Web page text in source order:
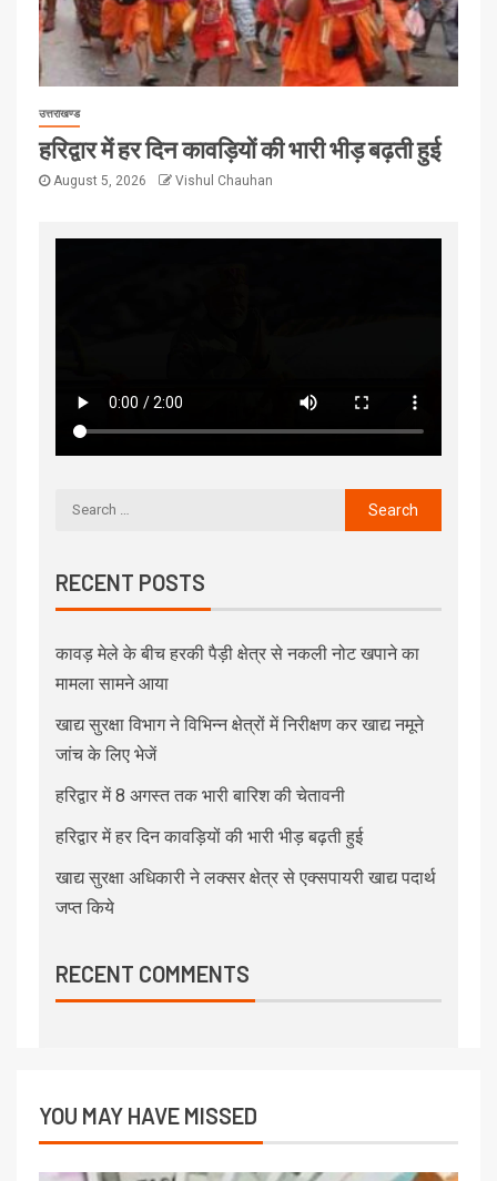
उत्तराखण्ड
हरिद्वार में हर दिन कावड़ियों की भारी भीड़ बढ़ती हुई
August 5, 2026 Vishul Chauhan
RECENT POSTS
कावड़ मेले के बीच हरकी पैड़ी क्षेत्र से नकली नोट खपाने का
मामला सामने आया
खाद्य सुरक्षा विभाग ने विभिन्न क्षेत्रों में निरीक्षण कर खाद्य नमूने
जांच के लिए भेजें
हरिद्वार में 8 अगस्त तक भारी बारिश की चेतावनी
हरिद्वार में हर दिन कावड़ियों की भारी भीड़ बढ़ती हुई
खाद्य सुरक्षा अधिकारी ने लक्सर क्षेत्र से एक्सपायरी खाद्य पदार्थ
जप्त किये
RECENT COMMENTS
YOU MAY HAVE MISSED